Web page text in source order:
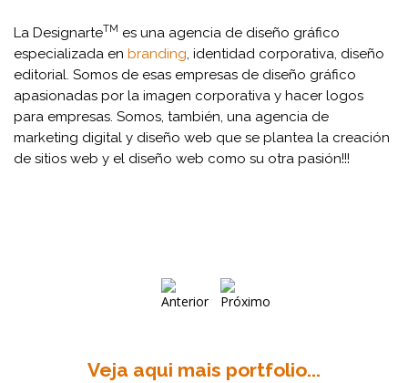
La DesignarteTM es una agencia de diseño gráfico
especializada en branding, identidad corporativa, diseño
editorial. Somos de esas empresas de diseño gráfico
apasionadas por la imagen corporativa y hacer logos
para empresas. Somos, también, una agencia de
marketing digital y diseño web que se plantea la creación
de sitios web y el diseño web como su otra pasión!!!
Veja aqui mais portfolio...